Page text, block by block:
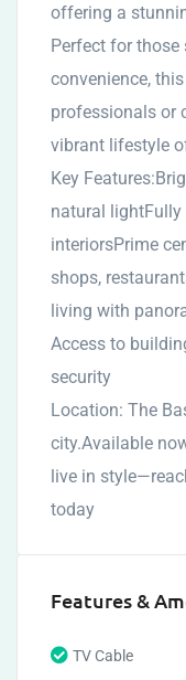
offering a
Perfect for
convenience,
professionals or
vibrant lifestyle
Key
natural lightFully
interiorsPrime
shops,
living with
Access to
security
Location: The
city.Available
live in
today
Features &
TV Cable